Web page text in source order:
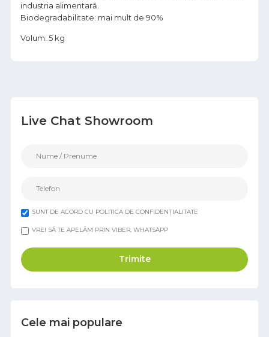
Live Chat Showroom
SUNT DE ACORD CU POLITICA DE CONFIDENȚIALITATE
VREI SĂ TE APELĂM PRIN VIBER, WHATSAPP
Trimite
Cele mai populare
industria alimentară.
Biodegradabilitate: mai mult de 90%
Volum: 5 kg